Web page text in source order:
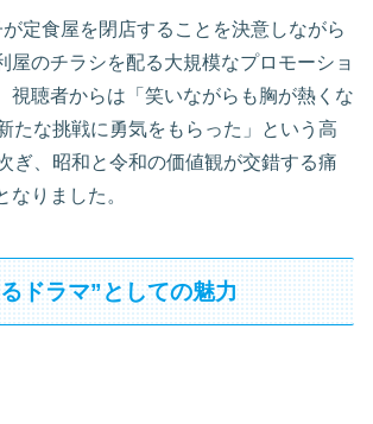
定食屋を閉店することを決意しながら
屋のチラシを配る大規模なプロモーショ
視聴者からは「笑いながらも胸が熱くな
たな挑戦に勇気をもらった」という高
ぎ、昭和と令和の価値観が交錯する痛
なりました。
ドラマ”としての魅力